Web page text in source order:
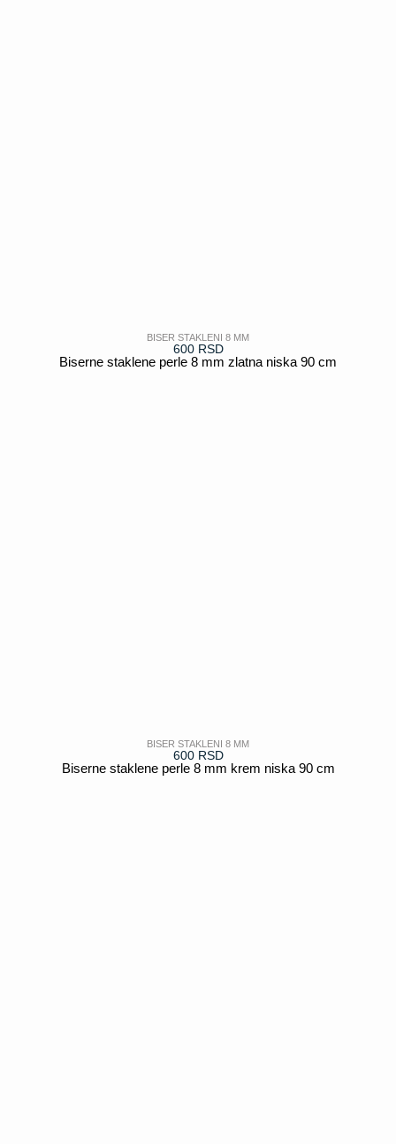
BISER STAKLENI 8 MM
600 RSD
Biserne staklene perle 8 mm zlatna niska 90 cm
BISER STAKLENI 8 MM
600 RSD
Biserne staklene perle 8 mm krem niska 90 cm